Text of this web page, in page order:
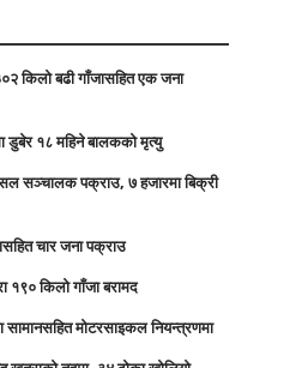
किलो बढी गाँजासहित एक जना
डुबेर १८ महिने बालकको मृत्यु
सञ्चालक पक्राउ, ७ हजारमा बिक्री
चार जना पक्राउ
१९० किलो गाँजा बरामद
सामानसहित मोटरसाइकल नियन्त्रणमा